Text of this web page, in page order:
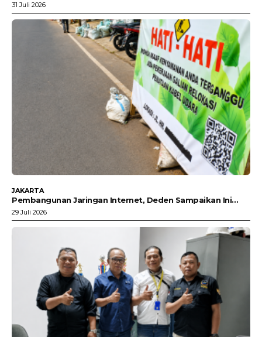
31 Juli 2026
JAKARTA
Pembangunan Jaringan Internet, Deden Sampaikan Ini…
29 Juli 2026